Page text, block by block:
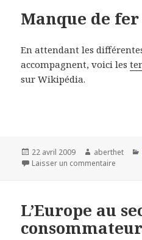
Manque de fer
En attendant les
accompagnent, voici les
sur Wikipédia.
Publié
le
22 avril 2009 Auteur
aberthet
Laisser un commentaire
L’Europe au